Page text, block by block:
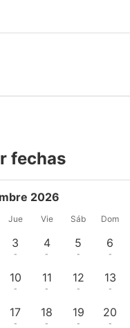
fechas
2026
Jue Vie Sáb Dom
3
-
4
-
5
-
6
-
10
-
11
-
12
-
13
-
17
-
18
-
19
-
20
-